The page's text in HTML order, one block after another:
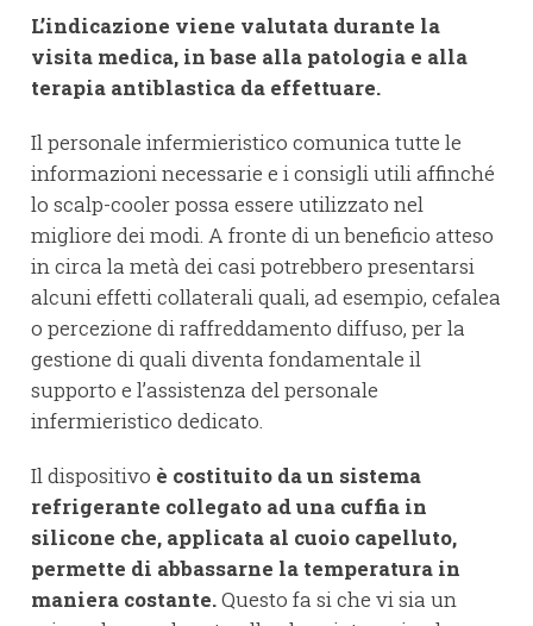
L’indicazione viene valutata durante la
visita medica, in base alla patologia e alla
terapia antiblastica da effettuare.
Il personale infermieristico comunica tutte le
informazioni necessarie e i consigli utili affinché
lo scalp-cooler possa essere utilizzato nel
migliore dei modi. A fronte di un beneficio atteso
in circa la metà dei casi potrebbero presentarsi
alcuni effetti collaterali quali, ad esempio, cefalea
o percezione di raffreddamento diffuso, per la
gestione di quali diventa fondamentale il
supporto e l’assistenza del personale
infermieristico dedicato.
Il dispositivo è costituito da un sistema
refrigerante collegato ad una cuffia in
silicone che, applicata al cuoio capelluto,
permette di abbassarne la temperatura in
maniera costante.Questo fa si che vi sia un